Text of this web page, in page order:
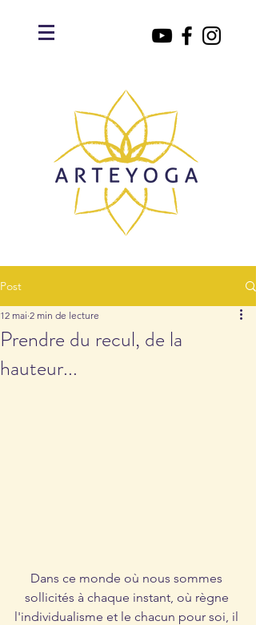
Post
Prendre du recul, de la
hauteur...
12 mai 2 min de lecture
Dans ce monde où nous sommes
sollicités à chaque instant, où règne
l'individualisme et le chacun pour soi, il